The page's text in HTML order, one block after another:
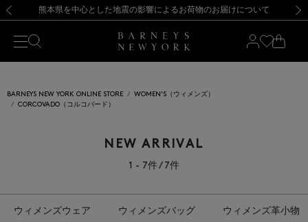
新規登録のお客様も対象！＜MY BARNEYS＞会員のお客様は11,000円（税込）以上のお買上げで常時送料無料！お買い物の際は会員登録を！
【夏季休業に伴う返品・交換承り一時停止のお知らせ】（2026.8.5）
熊本県を中心とした地震の影響によるお荷物のお届けについて
【開催中】SUMMER SALEのご案内・ご注意事項 新規登録のお客様も対象！＜MY BARNEYS＞会員のお客様は11,000円（税込）以上のお買上げで常時送料無料！お買い物の際は会員登録を！
【夏季休業に伴う返品・交換承り一時停止のお知らせ】（2026.8.5）
BARNEYS NEW YORK ONLINE STORE
WOMEN'S（ウィメンズ）
CORCOVADO（コルコバード）
NEW ARRIVAL
1 - 7件 / 7件
ウィメンズウェア ウィメンズバッグ ウィメンズ革小物